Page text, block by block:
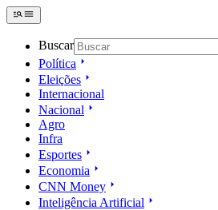
Buscar
Política
Eleições
Internacional
Nacional
Agro
Infra
Esportes
Economia
CNN Money
Inteligência Artificial